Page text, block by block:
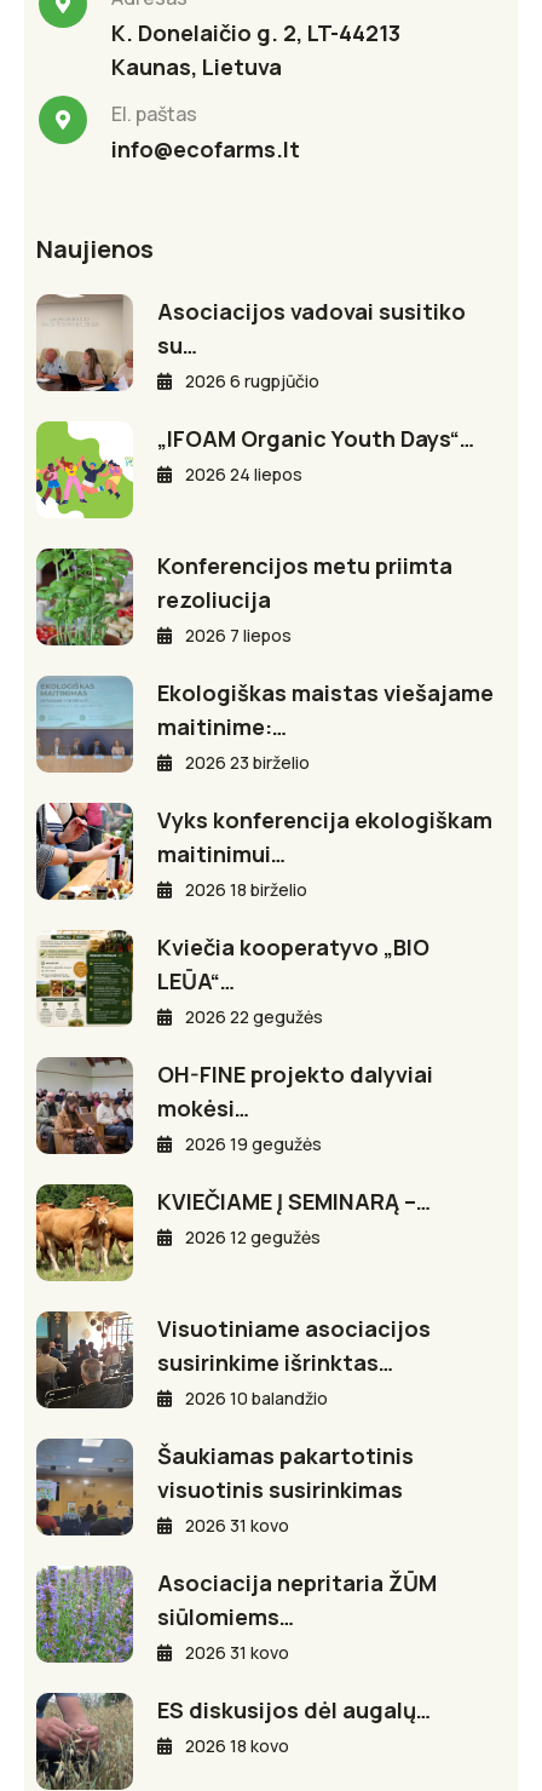
K. Donelaičio g. 2, LT-44213
Kaunas, Lietuva
El. paštas
info@ecofarms.lt
Naujienos
Asociacijos vadovai susitiko
su…
2026 6 rugpjūčio
„IFOAM Organic Youth Days“…
2026 24 liepos
Konferencijos metu priimta
rezoliucija
2026 7 liepos
Ekologiškas maistas viešajame
maitinime:…
2026 23 birželio
Vyks konferencija ekologiškam
maitinimui…
2026 18 birželio
Kviečia kooperatyvo „BIO
LEŪA“…
2026 22 gegužės
OH-FINE projekto dalyviai
mokėsi…
2026 19 gegužės
KVIEČIAME Į SEMINARĄ –…
2026 12 gegužės
Visuotiniame asociacijos
susirinkime išrinktas…
2026 10 balandžio
Šaukiamas pakartotinis
visuotinis susirinkimas
2026 31 kovo
Asociacija nepritaria ŽŪM
siūlomiems…
2026 31 kovo
ES diskusijos dėl augalų…
2026 18 kovo